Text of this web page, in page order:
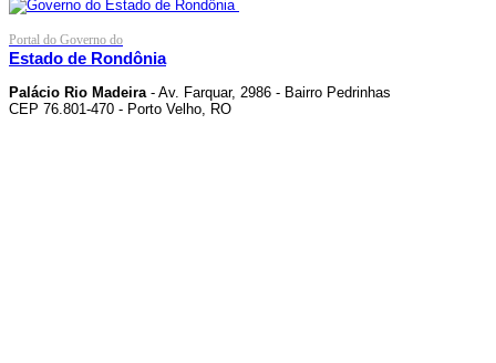
Portal do Governo do
Estado de Rondônia
Palácio Rio Madeira - Av. Farquar, 2986 - Bairro Pedrinhas
CEP 76.801-470 - Porto Velho, RO